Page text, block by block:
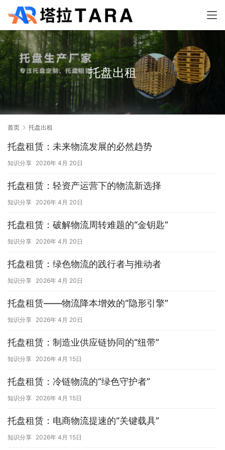
托盘出租
首页 托盘出租
托盘租赁：未来物流发展的必然趋势
知识分享 2026年 4月 20日
托盘租赁：轻资产运营下的物流新选择
知识分享 2026年 4月 20日
托盘租赁：破解物流周转难题的“金钥匙”
知识分享 2026年 4月 20日
托盘租赁：绿色物流的践行者与推动者
知识分享 2026年 4月 20日
托盘租赁——物流降本增效的“隐形引擎”
知识分享 2026年 4月 20日
托盘租赁：制造业供应链协同的“纽带”
知识分享 2026年 4月 15日
托盘租赁：冷链物流的“绿色守护者”
知识分享 2026年 4月 15日
托盘租赁：电商物流提速的“关键载具”
知识分享 2026年 4月 15日